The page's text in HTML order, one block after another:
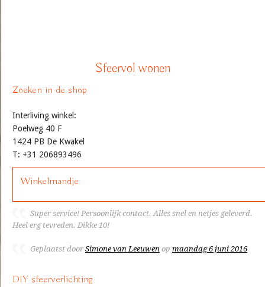
Sfeervol wonen
Zoeken in de shop
Interliving winkel:
Poelweg 40 F
1424 PB De Kwakel
T: +31 206893496
Winkelmandje
Super service! Persoonlijk contact. Alles snel en netjes geleverd.
Heel erg tevreden. Dikke 10!
Geplaatst door Simone van Leeuwen op maandag 6 juni 2016
DIY sfeerverlichting